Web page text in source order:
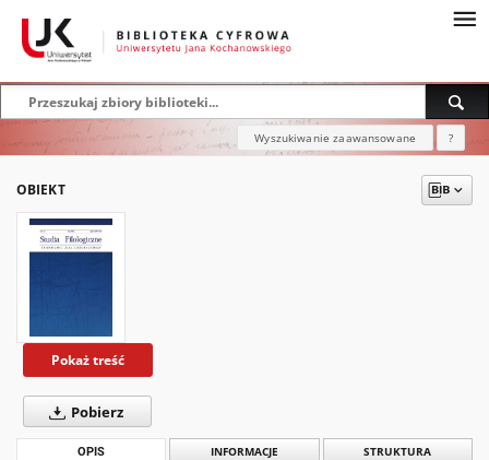
Wyszukiwanie zaawansowane ?
OBIEKT
Pokaż treść
Pobierz
OPIS INFORMACJE STRUKTURA